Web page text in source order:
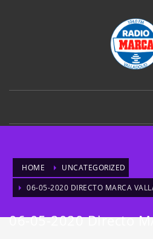
HOME
UNCATEGORIZED
06-05-2020 DIRECTO MARCA
06-05-2020 Directo